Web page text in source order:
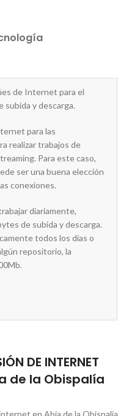
de Internet para el
subida y descarga.
para las
realizar trabajos de
Para este caso,
ser una buena elección
conexiones.
diariamente,
de subida y descarga.
todos los días o
repositorio, la
DE INTERNET
de la Obispalía